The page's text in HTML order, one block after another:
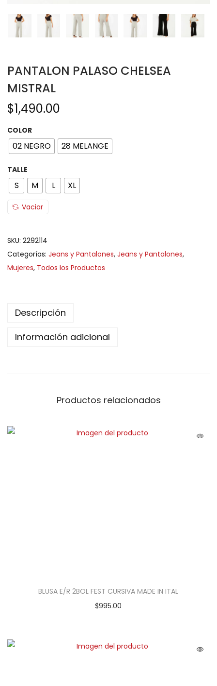
PANTALON PALASO CHELSEA
MISTRAL
$1,490.00
COLOR
02 NEGRO 28 MELANGE
TALLE
S M L XL
Vaciar
SKU: 2292114
Categorías: Jeans y Pantalones, Jeans y Pantalones,
Mujeres, Todos los Productos
Descripción
Información adicional
Productos relacionados
BLUSA E/R 2BOL FEST CURSIVA MADE IN ITAL
$995.00